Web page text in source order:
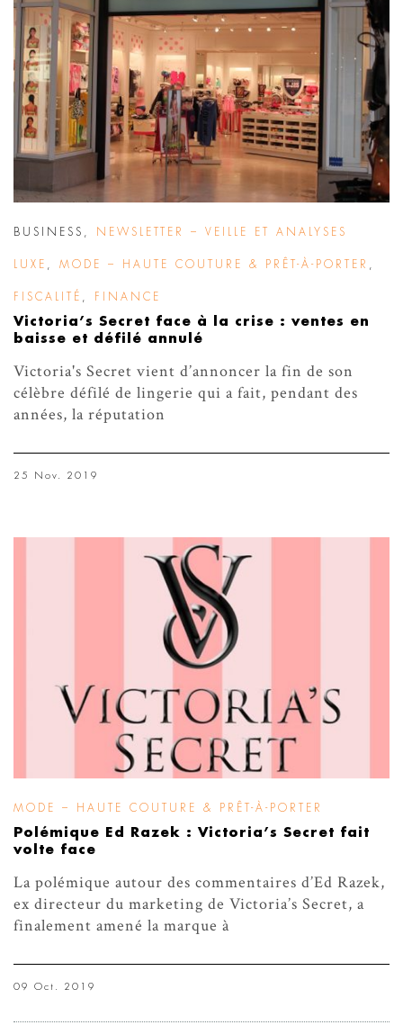
BUSINESS NEWSLETTER – VEILLE ET ANALYSES
LUXE MODE – HAUTE COUTURE & PRÊT-À-PORTER
FISCALITÉ FINANCE
Victoria’s Secret face à la crise : ventes en
baisse et défilé annulé
Victoria's Secret vient d’annoncer la fin de son
célèbre défilé de lingerie qui a fait, pendant des
années, la réputation
25 Nov. 2019
MODE – HAUTE COUTURE & PRÊT-À-PORTER
Polémique Ed Razek : Victoria’s Secret fait
volte face
La polémique autour des commentaires d’Ed Razek,
ex directeur du marketing de Victoria’s Secret, a
finalement amené la marque à
09 Oct. 2019